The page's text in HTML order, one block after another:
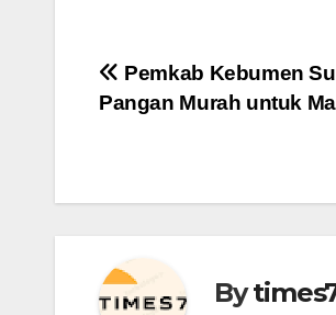
Navigasi
pos
Pemkab Kebumen
Pangan Murah untuk
By